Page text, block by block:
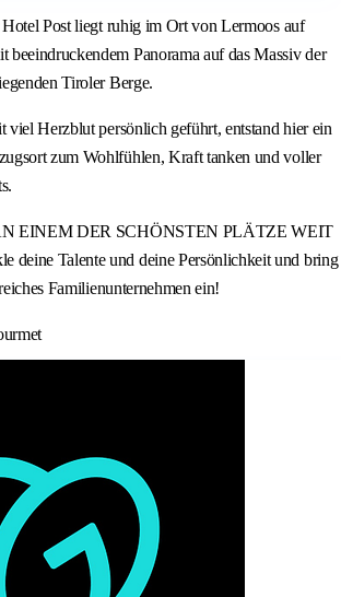
Post liegt ruhig im Ort von Lermoos auf
beeindruckendem Panorama auf das Massiv der
Tiroler Berge.
viel Herzblut persönlich geführt, entstand hier ein
zum Wohlfühlen, Kraft tanken und voller
EINEM DER SCHÖNSTEN PLÄTZE WEIT
deine Talente und deine Persönlichkeit und bring
Familienunternehmen ein!